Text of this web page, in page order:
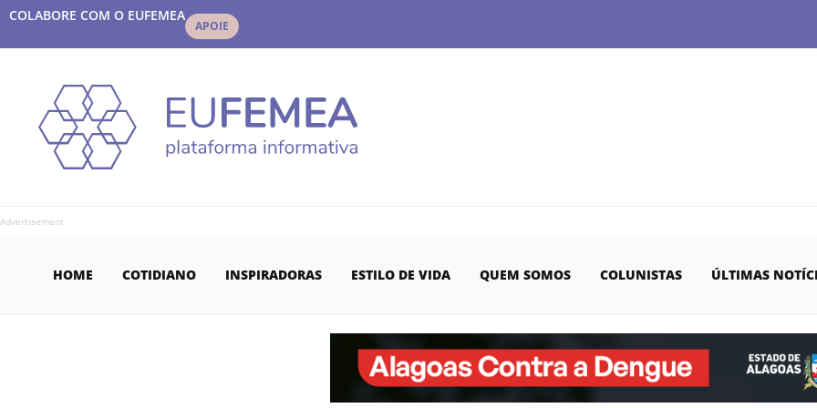
COLABORE COM O EUFEMEA
APOIE
Advertisement
HOME COTIDIANO INSPIRADORAS ESTILO DE VIDA QUEM SOMOS COLUNISTAS ÚLTIMAS